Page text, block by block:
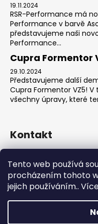
Tento web používá
procházením tohoto
jejich používáním..
19.11.2024
RSR-Performance má
Performance v barvě
představujeme naši
Performance...
Cupra Formentor
29.10.2024
Představujeme další
Cupra Formentor VZ5!
všechny úpravy, které
Kontakt
728737662
https://
rsrperformance